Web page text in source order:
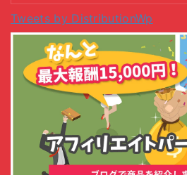
Tweets by DistributionWp